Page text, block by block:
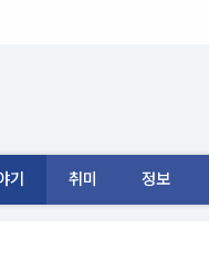
기 취미 정보